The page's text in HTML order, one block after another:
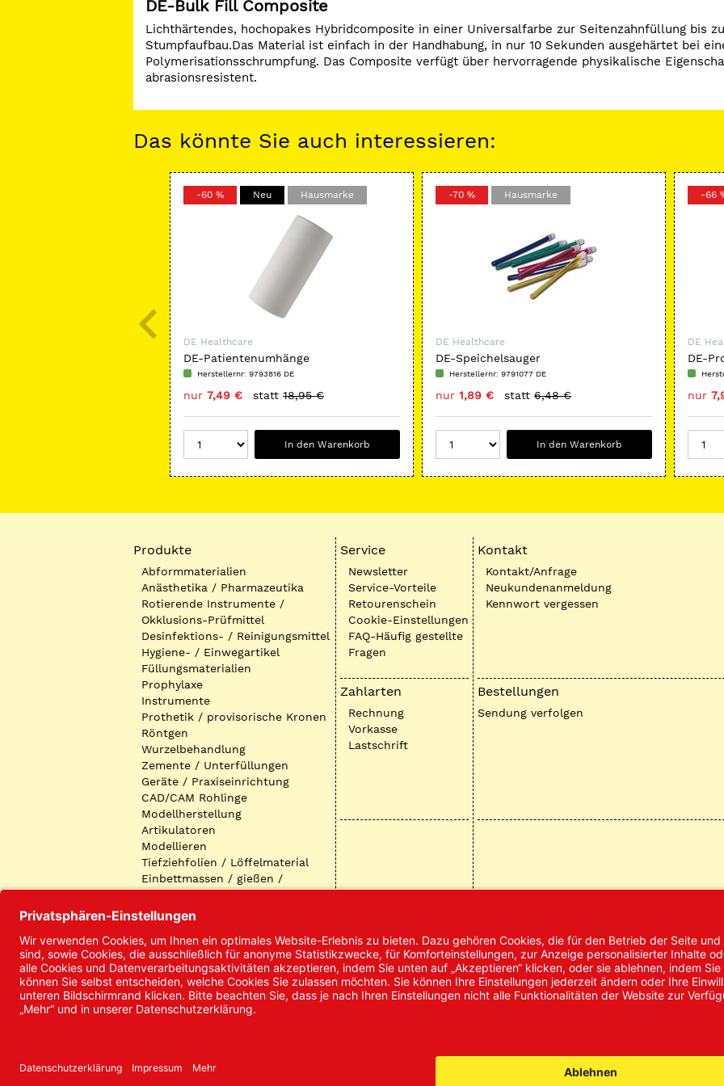
DE-Bulk Fill Composite
Lichthärtendes, hochopakes Hybridcomposite in einer Universalfarbe zur Seitenzahnfüllung bis
Stumpfaufbau.Das Material ist einfach in der Handhabung, in nur 10 Sekunden ausgehärtet bei
Polymerisationsschrumpfung. Das Composite verfügt über hervorragende physikalische
abrasionsresistent.
Das könnte Sie auch interessieren:
-60 % Neu Hausmarke
DE Healthcare
DE-Patientenumhänge
Polyäthylen/Papier
Herstellernr: 9793816 DE
nur 7,49 € statt 18,95 €
In den Warenkorb
-70 % Hausmarke
DE Healthcare
DE-Speichelsauger
Herstellernr: 9791077 DE
nur 1,89 € statt 6,48 €
In den Warenkorb
-66
DE
DE-
nur
Produkte
Abformmaterialien
Anästhetika / Pharmazeutika
Rotierende Instrumente /
Okklusions-Prüfmittel
Desinfektions- / Reinigungsmittel
Hygiene- / Einwegartikel
Füllungsmaterialien
Prophylaxe
Instrumente
Prothetik / provisorische Kronen
Röntgen
Wurzelbehandlung
Zemente / Unterfüllungen
Geräte / Praxiseinrichtung
CAD/CAM Rohlinge
Modellherstellung
Artikulatoren
Modellieren
Tiefziehfolien / Löffelmaterial
Einbettmassen / gießen /
Oberflächenbearbeitung
Keramik
Verblendmaterialien
Instrumente
Kieferorthopädie /
Klammerdrähte
Verschiedenes (Labor)
Service
Newsletter
Service-Vorteile
Retourenschein
Cookie-Einstellungen
FAQ-Häufig gestellte
Fragen
Zahlarten
Rechnung
Vorkasse
Lastschrift
Kontakt
Kontakt/Anfrage
Neukundenanmeldung
Kennwort vergessen
Bestellungen
Sendung verfolgen